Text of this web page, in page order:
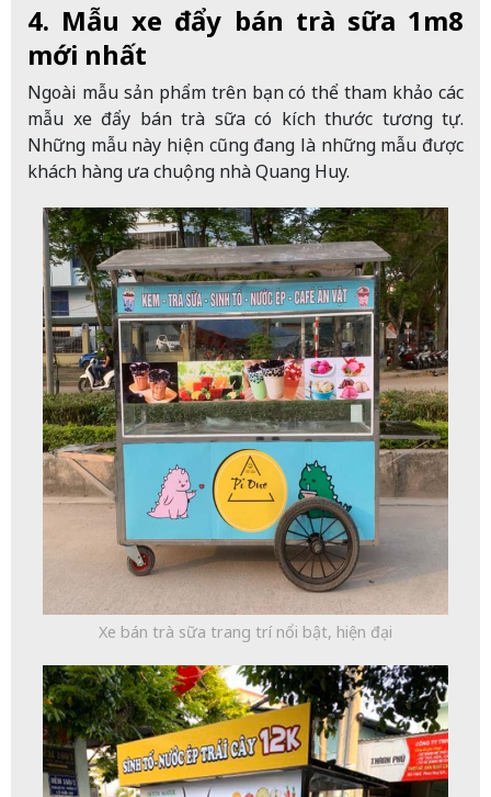
4. Mẫu xe đẩy bán trà sữa 1m8
mới nhất
Ngoài mẫu sản phẩm trên bạn có thể tham khảo các
mẫu xe đẩy bán trà sữa có kích thước tương tự.
Những mẫu này hiện cũng đang là những mẫu được
khách hàng ưa chuộng nhà Quang Huy.
Xe bán trà sữa trang trí nổi bật, hiện đại